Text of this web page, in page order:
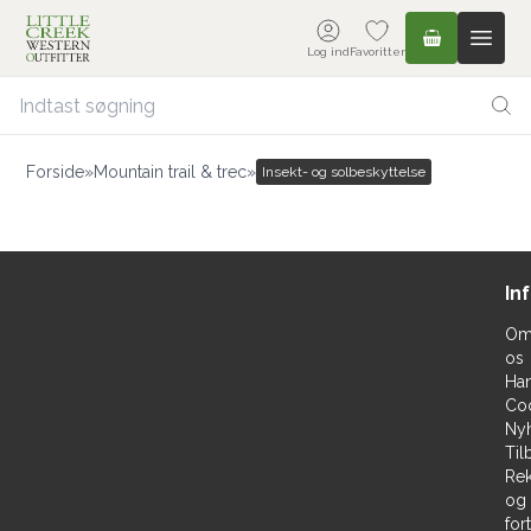
Log indFavoritter
Forside»Mountain trail & trec» Insekt- og solbeskyttelse
os
og